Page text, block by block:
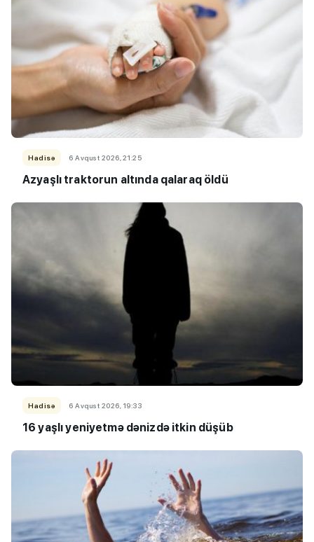
Hadisə 6 Avqust 2026, 21:25
Azyaşlı traktorun altında qalaraq öldü
Hadisə 6 Avqust 2026, 19:33
16 yaşlı yeniyetmə dənizdə itkin düşüb